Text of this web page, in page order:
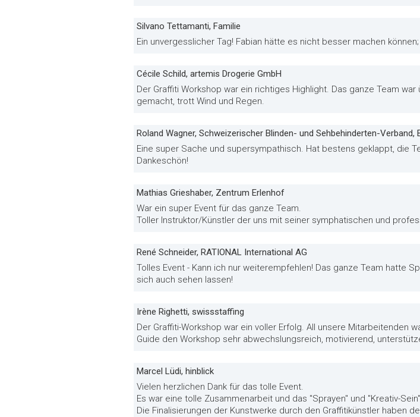
Silvano Tettamanti, Familie
Ein unvergesslicher Tag! Fabian hätte es nicht besser machen
Cécile Schild, artemis Drogerie GmbH
Der Graffiti Workshop war ein richtiges Highlight. Das ganze Team
gemacht, trott Wind und Regen.
Roland Wagner, Schweizerischer Blinden- und Sehbehinderten-Verband,
Eine super Sache und supersympathisch. Hat bestens geklappt, die
Dankeschön!
Mathias Grieshaber, Zentrum Erlenhof
War ein super Event für das ganze Team.
Toller Instruktor/Künstler der uns mit seiner symphatischen und
René Schneider, RATIONAL International AG
Tolles Event - Kann ich nur weiterempfehlen! Das ganze Team hatte
sich auch sehen lassen!
Irène Righetti, swissstaffing
Der Graffiti-Workshop war ein voller Erfolg. All unsere
Guide den Workshop sehr abwechslungsreich, motivierend,
Marcel Lüdi, hinblick
Vielen herzlichen Dank für das tolle Event.
Es war eine tolle Zusammenarbeit und das "Sprayen" und "Kreativ-
Die Finalisierungen der Kunstwerke durch den Graffitikünstler haben